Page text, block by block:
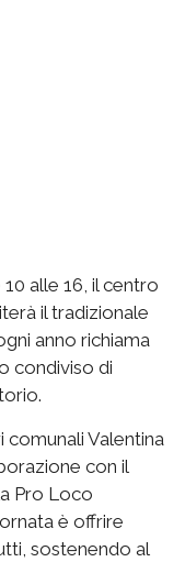
alle 16, il centro
il tradizionale
anno richiama
condiviso di
comunali Valentina
con il
Pro Loco
è offrire
sostenendo al